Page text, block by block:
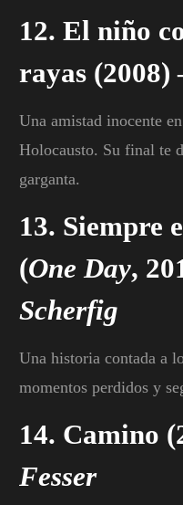
12. El niño
rayas (2008)
Una amistad inocente
Holocausto. Su final te
garganta.
13. Siempre
(One Day,
Scherfig
Una historia contada a
momentos perdidos y
14. Camino
Fesser